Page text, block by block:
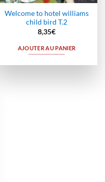
Welcome to hotel williams
child bird T.2
8,35€
AJOUTER AU PANIER